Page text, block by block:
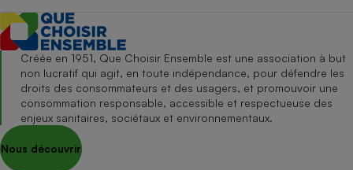
Créée en 1951, Que Choisir Ensemble est une association à but
non lucratif qui agit, en toute indépendance, pour défendre les
droits des consommateurs et des usagers, et promouvoir une
consommation responsable, accessible et respectueuse des
enjeux sanitaires, sociétaux et environnementaux.
Nous découvrir